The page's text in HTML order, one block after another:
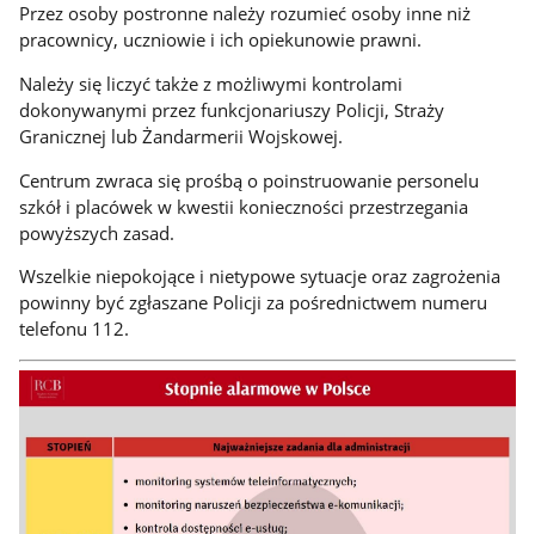
Przez osoby postronne należy rozumieć osoby inne niż
pracownicy, uczniowie i ich opiekunowie prawni.
Należy się liczyć także z możliwymi kontrolami
dokonywanymi przez funkcjonariuszy Policji, Straży
Granicznej lub Żandarmerii Wojskowej.
Centrum zwraca się prośbą o poinstruowanie personelu
szkół i placówek w kwestii konieczności przestrzegania
powyższych zasad.
Wszelkie niepokojące i nietypowe sytuacje oraz zagrożenia
powinny być zgłaszane Policji za pośrednictwem numeru
telefonu 112.